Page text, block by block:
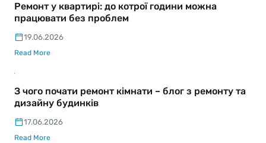
Ремонт у квартирі: до котрої години можна
працювати без проблем
19.06.2026
Read More
З чого почати ремонт кімнати – блог з ремонту та
дизайну будинків
17.06.2026
Read More